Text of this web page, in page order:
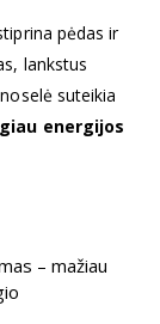
pėdas ir
lankstus
suteikia
energijos
– mažiau